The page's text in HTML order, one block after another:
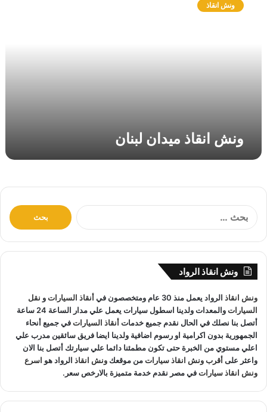
ل
ا
ونش انقاذ
ونش انقاذ ميدان لبنان
:
ونش انقاذ الرواد
ونش انقاذ الرواد يعمل منذ 30 عام ومتخصصون في أنقاذ السياراتو نقل
السيارات
والمعدات ولدينا اسطول سيارات يعمل علي مدار الساعة 24 ساعة
أتصل بنا نصلك في الحال نقدم جميع خدماتأنقاذ السياراتفي جميع أنحاء
الجمهورية بدون اكرامية او رسوم اضافية ولدينا ايضا فريق سائقين مدرب علي
اعلي مستوي من الخبرة حتى تكون مطمئنا دائما علي سيارتك أتصل بنا الان
واعثر علىأقرب ونش انقاذ سياراتمن موقعك ونش انقاذ الرواد هو اسرع
ونش انقاذ سياراتفي مصر نقدم خدمة متميزة بالارخص سعر.